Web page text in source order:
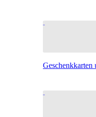
Geschenkkarten